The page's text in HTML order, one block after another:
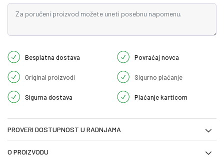
Besplatna dostava Povraćaj novca
Original proizvodi Sigurno plaćanje
Sigurna dostava Plaćanje karticom
PROVERI DOSTUPNOST U RADNJAMA
O PROIZVODU